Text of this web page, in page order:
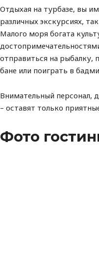
Отдыхая на турбазе, вы
различных экскурсиях,
Малого моря богата
отправиться на рыбалку,
бане или поиграть в
Внимательный персонал,
– оставят только
Фото